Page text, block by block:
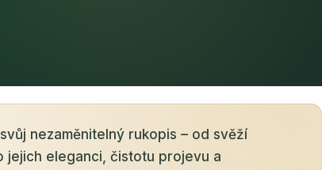
nezaměnitelný rukopis – od svěží
jejich eleganci, čistotu projevu a